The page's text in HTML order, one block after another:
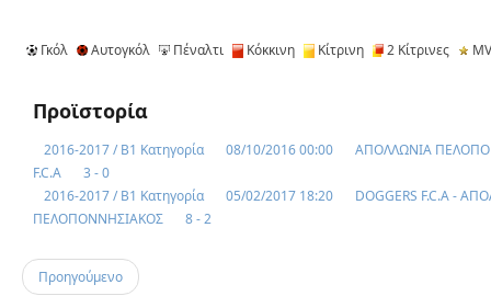
Γκόλ Αυτογκόλ Πέναλτι Κόκκινη Κίτρινη 2 Κίτρινες
Προϊστορία
2016-2017 / Β1 Κατηγορία 08/10/2016 00:00
ΑΠΟΛΛΩΝΙΑ
F.C.A
3 - 0
2016-2017 / Β1 Κατηγορία
05/02/2017 18:20
DOGGERS F.C.A -
ΠΕΛΟΠΟΝΝΗΣΙΑΚΟΣ
8 - 2
Προηγούμενο